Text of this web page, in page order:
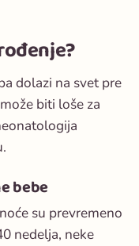
dolazi na svet pre
biti loše za
bebe
su prevremeno
nedelja, neke